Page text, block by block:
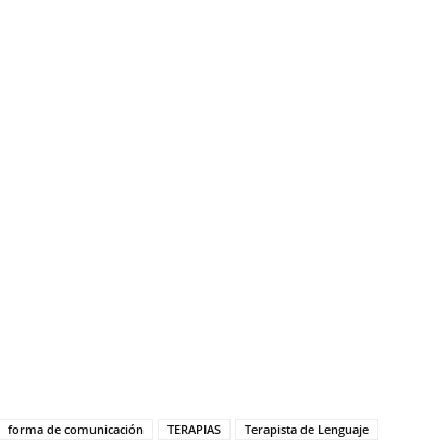
forma de comunicación TERAPIAS Terapista de Lenguaje